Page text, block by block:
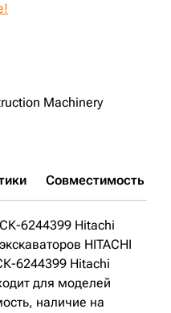
Machinery
Совместимость
6244399 Hitachi
HITACHI
6244399 Hitachi
для моделей
наличие на